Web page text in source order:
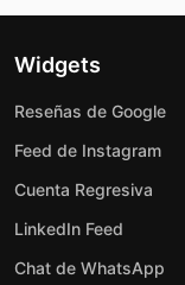
Widgets
Reseñas de Google
Feed de Instagram
Cuenta Regresiva
LinkedIn Feed
Chat de WhatsApp